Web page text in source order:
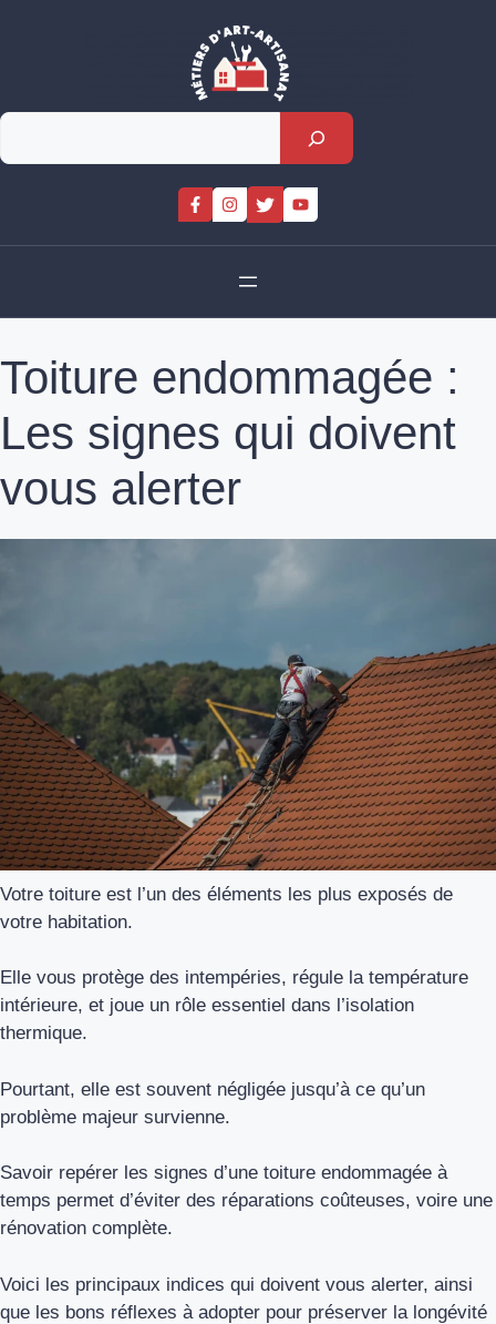
Rechercher
Toiture endommagée :
Les signes qui doivent
vous alerter
Votre toiture est l’un des éléments les plus exposés de
votre habitation.
Elle vous protège des intempéries, régule la température
intérieure, et joue un rôle essentiel dans l’isolation
thermique.
Pourtant, elle est souvent négligée jusqu’à ce qu’un
problème majeur survienne.
Savoir repérer les signes d’une toiture endommagée à
temps permet d’éviter des réparations coûteuses, voire une
rénovation complète.
Voici les principaux indices qui doivent vous alerter, ainsi
que les bons réflexes à adopter pour préserver la longévité